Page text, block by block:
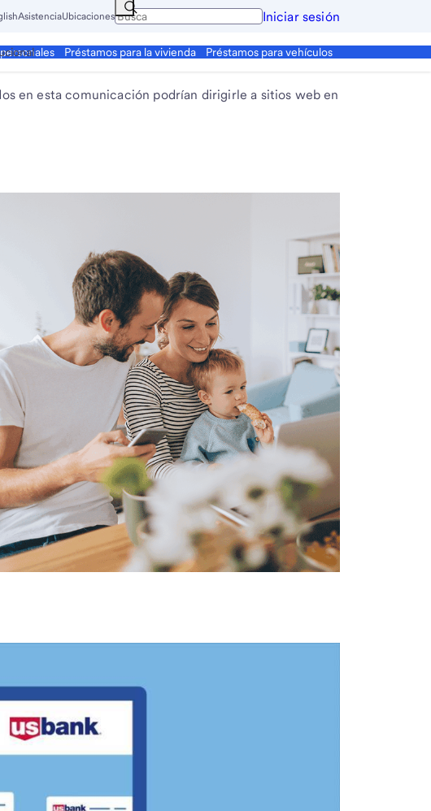
AsistenciaUbicaciones Iniciar sesión
Préstamos para la vivienda Préstamos para vehículos
en esta comunicación podrían dirigirle a sitios web en